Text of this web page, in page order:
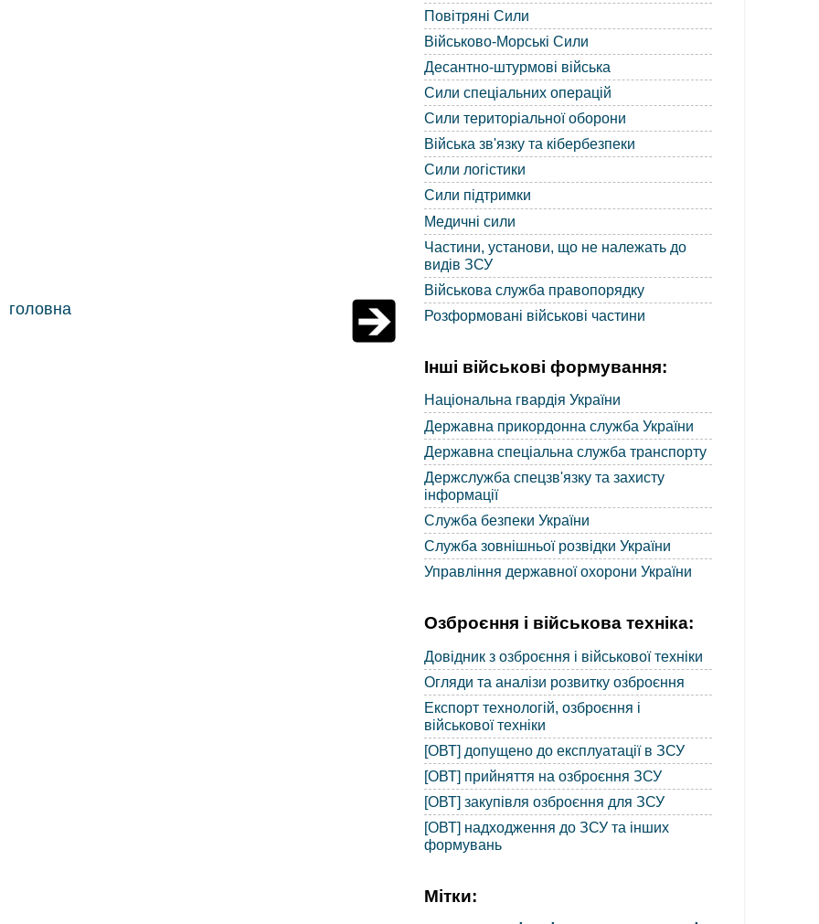
головна
Повітряні Сили
Військово-Морські Сили
Десантно-штурмові війська
Сили спеціальних операцій
Сили територіальної оборони
Війська зв'язку та кібербезпеки
Сили логістики
Сили підтримки
Медичні сили
Частини, установи, що не належать до
видів ЗСУ
Військова служба правопорядку
Розформовані військові частини
Інші військові формування:
Національна гвардія України
Державна прикордонна служба України
Державна спеціальна служба транспорту
Держслужба спецзв'язку та захисту
інформації
Служба безпеки України
Служба зовнішньої розвідки України
Управління державної охорони України
Озброєння і військова техніка:
Довідник з озброєння і військової техніки
Огляди та аналізи розвитку озброєння
Експорт технологій, озброєння і
військової техніки
[ОВТ] допущено до експлуатації в ЗСУ
[ОВТ] прийняття на озброєння ЗСУ
[ОВТ] закупівля озброєння для ЗСУ
[ОВТ] надходження до ЗСУ та інших
формувань
Мітки: